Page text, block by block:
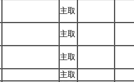
主取
主取
主取
主取